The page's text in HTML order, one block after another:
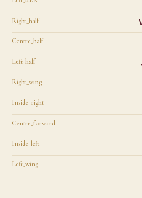
Right_half
Centre_half
Left_half
Right_wing
Inside_right
Centre_forward
Inside_left
Left_wing